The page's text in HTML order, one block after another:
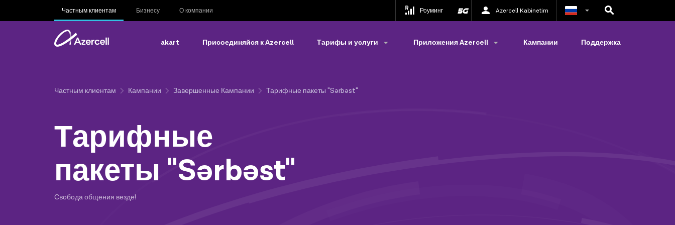
Частным клиентам Бизнесу О компании Роуминг Azercell Kabinetim
akart Присоединяйся к Azercell Тарифы и услуги Приложения Azercell Кампании Поддержка
Частным клиентам Кампании Завершенные Кампании Тарифные пакеты "Sərbəst"
Тарифные
пакеты "Sərbəst"
Свобода общения везде!